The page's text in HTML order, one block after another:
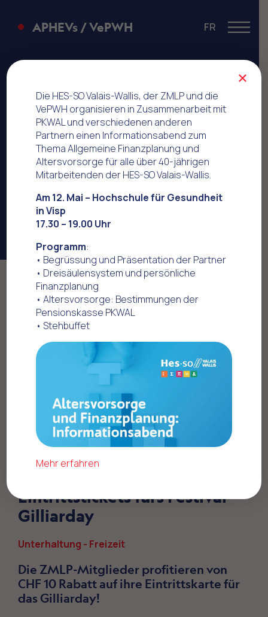
APHEVs / VePWH FR
Menu
Home
Offres commerciales
Unterhaltung - Freizeit
Festival Gilliarday
Eintrittstickets fürs Festival
Gilliarday
Unterhaltung - Freizeit
Die ZMLP-Mitglieder profitieren von
CHF 10 Rabatt auf ihre Eintrittskarte für
das Gilliarday!
Die HES-SO Valais-Wallis, der ZMLP und die
VePWH organisieren in Zusammenarbeit mit
PKWAL und verschiedenen anderen
Partnern einen Informationsabend zum
Thema Allgemeine Finanzplanung und
Altersvorsorge für alle über 40-jährigen
Mitarbeitenden der HES-SO Valais-Wallis.
Am 12. Mai – Hochschule für Gesundheit
in Visp
17.30 – 19.00 Uhr
Programm:
• Begrüssung und Präsentation der Partner
• Dreisäulensystem und persönliche
Finanzplanung
• Altersvorsorge: Bestimmungen der
Pensionskasse PKWAL
• Stehbuffet
Mehr erfahren
×